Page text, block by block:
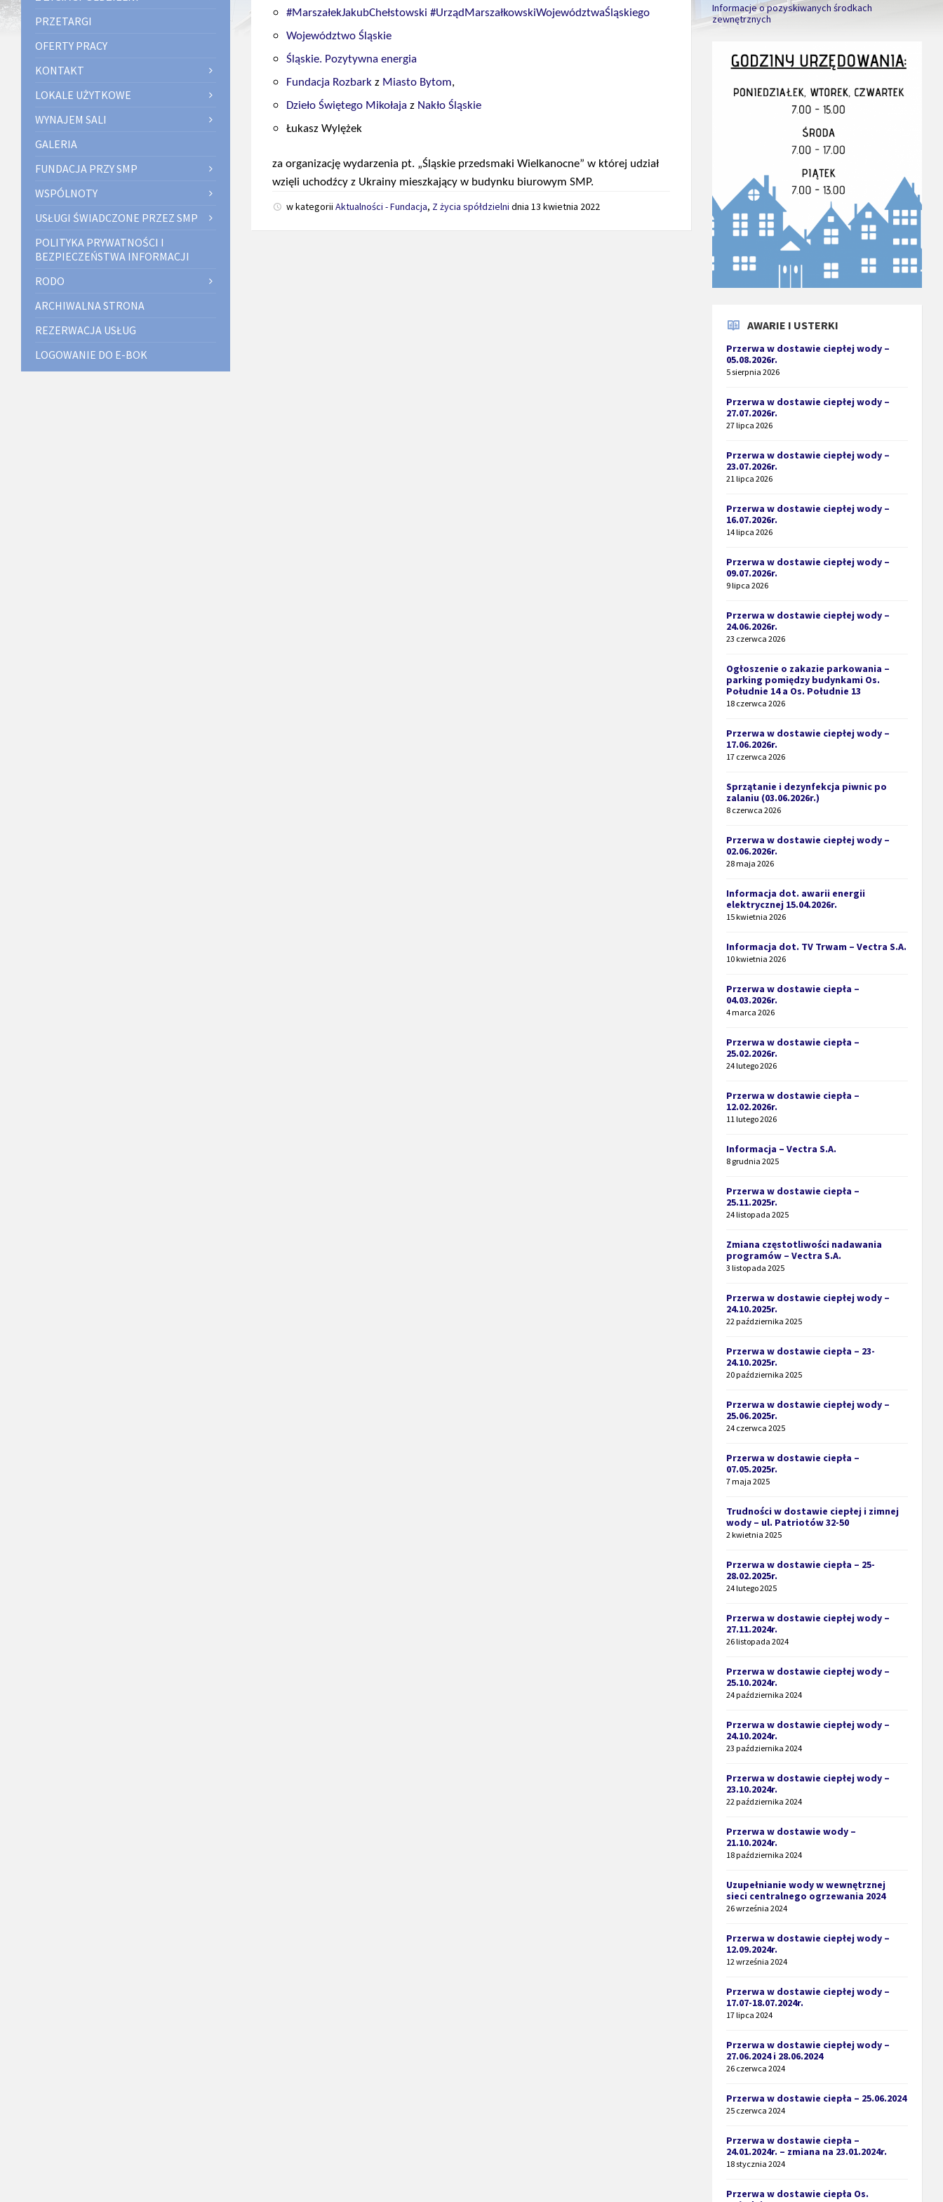
#MarszałekJakubChełstowski #UrządMarszałkowskiWojewództwaŚląskiego
Województwo Śląskie
Śląskie. Pozytywna energia
Fundacja Rozbark z Miasto Bytom,
Dzieło Świętego Mikołaja z Nakło Śląskie
Łukasz Wylężek
za organizację wydarzenia pt. „Śląskie przedsmaki Wielkanocne” w której udział
wzięli uchodźcy z Ukrainy mieszkający w budynku biurowym SMP.
w kategoriiAktualności - Fundacja, Z życia spółdzielni dnia13 kwietnia 2022
PRZETARGI
OFERTY PRACY
KONTAKT
LOKALE UŻYTKOWE
WYNAJEM SALI
GALERIA
FUNDACJA PRZY SMP
WSPÓLNOTY
USŁUGI ŚWIADCZONE PRZEZ SMP
POLITYKA PRYWATNOŚCI I
BEZPIECZEŃSTWA INFORMACJI
RODO
ARCHIWALNA STRONA
REZERWACJA USŁUG
LOGOWANIE DO E-BOK
Informacje o pozyskiwanych środkach
zewnętrznych
AWARIE I USTERKI
Przerwa w dostawie ciepłej wody –
05.08.2026r.
5 sierpnia 2026
Przerwa w dostawie ciepłej wody –
27.07.2026r.
27 lipca 2026
Przerwa w dostawie ciepłej wody –
23.07.2026r.
21 lipca 2026
Przerwa w dostawie ciepłej wody –
16.07.2026r.
14 lipca 2026
Przerwa w dostawie ciepłej wody –
09.07.2026r.
9 lipca 2026
Przerwa w dostawie ciepłej wody –
24.06.2026r.
23 czerwca 2026
Ogłoszenie o zakazie parkowania –
parking pomiędzy budynkami Os.
Południe 14 a Os. Południe 13
18 czerwca 2026
Przerwa w dostawie ciepłej wody –
17.06.2026r.
17 czerwca 2026
Sprzątanie i dezynfekcja piwnic po
zalaniu (03.06.2026r.)
8 czerwca 2026
Przerwa w dostawie ciepłej wody –
02.06.2026r.
28 maja 2026
Informacja dot. awarii energii
elektrycznej 15.04.2026r.
15 kwietnia 2026
Informacja dot. TV Trwam – Vectra S.A.
10 kwietnia 2026
Przerwa w dostawie ciepła –
04.03.2026r.
4 marca 2026
Przerwa w dostawie ciepła –
25.02.2026r.
24 lutego 2026
Przerwa w dostawie ciepła –
12.02.2026r.
11 lutego 2026
Informacja – Vectra S.A.
8 grudnia 2025
Przerwa w dostawie ciepła –
25.11.2025r.
24 listopada 2025
Zmiana częstotliwości nadawania
programów – Vectra S.A.
3 listopada 2025
Przerwa w dostawie ciepłej wody –
24.10.2025r.
22 października 2025
Przerwa w dostawie ciepła – 23-
24.10.2025r.
20 października 2025
Przerwa w dostawie ciepłej wody –
25.06.2025r.
24 czerwca 2025
Przerwa w dostawie ciepła –
07.05.2025r.
7 maja 2025
Trudności w dostawie ciepłej i zimnej
wody – ul. Patriotów 32-50
2 kwietnia 2025
Przerwa w dostawie ciepła – 25-
28.02.2025r.
24 lutego 2025
Przerwa w dostawie ciepłej wody –
27.11.2024r.
26 listopada 2024
Przerwa w dostawie ciepłej wody –
25.10.2024r.
24 października 2024
Przerwa w dostawie ciepłej wody –
24.10.2024r.
23 października 2024
Przerwa w dostawie ciepłej wody –
23.10.2024r.
22 października 2024
Przerwa w dostawie wody –
21.10.2024r.
18 października 2024
Uzupełnianie wody w wewnętrznej
sieci centralnego ogrzewania 2024
26 września 2024
Przerwa w dostawie ciepłej wody –
12.09.2024r.
12 września 2024
Przerwa w dostawie ciepłej wody –
17.07-18.07.2024r.
17 lipca 2024
Przerwa w dostawie ciepłej wody –
27.06.2024 i 28.06.2024
26 czerwca 2024
Przerwa w dostawie ciepła – 25.06.2024
25 czerwca 2024
Przerwa w dostawie ciepła –
24.01.2024r. – zmiana na 23.01.2024r.
18 stycznia 2024
Przerwa w dostawie ciepła Os.